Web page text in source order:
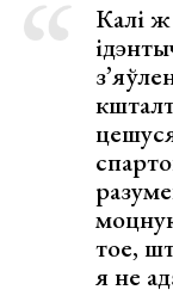
Калі
тое,
я не